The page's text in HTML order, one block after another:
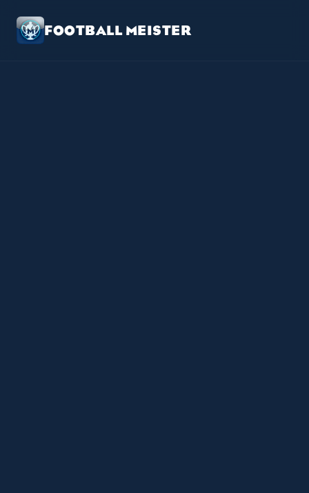
FOOTBALL MEISTER